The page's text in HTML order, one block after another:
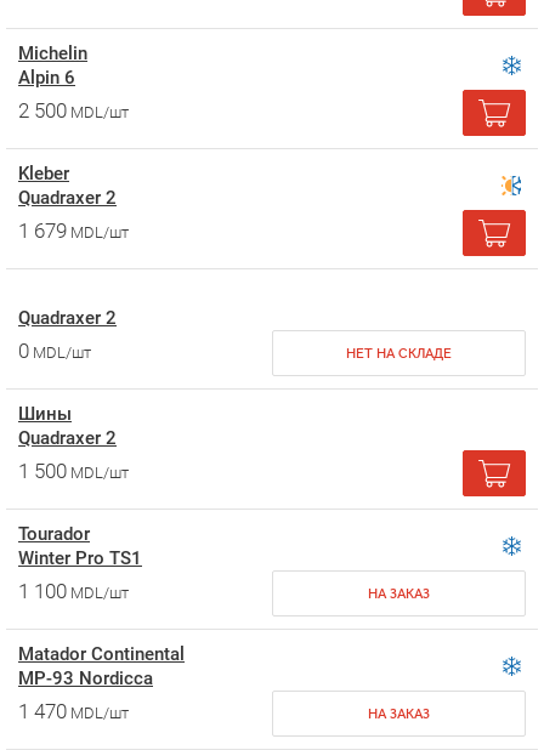
Michelin
Alpin 6
2 500 MDL/шт
Kleber
Quadraxer 2
1 679 MDL/шт
Quadraxer 2
0 MDL/шт НЕТ НА СКЛАДЕ
Шины
Quadraxer 2
1 500 MDL/шт
Tourador
Winter Pro TS1
1 100 MDL/шт НА ЗАКАЗ
Matador Continental
MP-93 Nordicca
1 470 MDL/шт НА ЗАКАЗ